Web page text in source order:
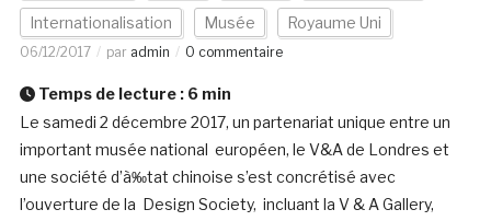
Internationalisation Musée Royaume Uni
06/12/2017 par admin 0 commentaire
Temps de lecture : 6 min
Le samedi 2 décembre 2017, un partenariat unique entre un
important musée national européen, le V&A de Londres et
une société d’à‰tat chinoise s’est concrétisé avec
l’ouverture de la Design Society, incluant la V & A Gallery,